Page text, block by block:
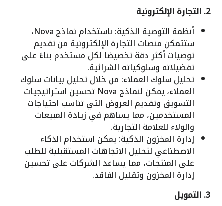
2. التجارة الإلكترونية
أنظمة التوصية الذكية: باستخدام نماذج Nova،
ستتمكن منصات التجارة الإلكترونية من تقديم
توصيات أكثر دقة تخصيصًا لكل مستخدم بناءً على
تفضيلاته وسلوكياته الشرائية.
تحليل سلوك العملاء: من خلال تحليل بيانات سلوك
العملاء، يمكن لنماذج Nova تحسين استراتيجيات
التسويق وتقديم العروض التي تناسب احتياجات
المستخدمين، مما يساهم في زيادة المبيعات
والولاء للعلامة التجارية.
إدارة المخزون الذكية: يمكن استخدام الذكاء
الاصطناعي لتحليل الاتجاهات المستقبلية للطلب
على المنتجات، مما يساعد الشركات على تحسين
إدارة المخزون وتقليل الفاقد.
3. التمويل